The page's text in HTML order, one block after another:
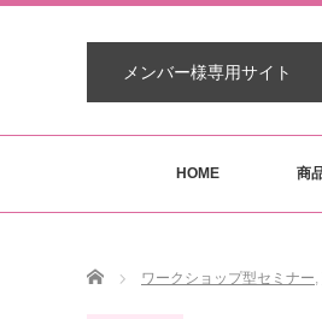
メンバー様専用サイト
HOME 商
Home ワークショップ型セミナー,